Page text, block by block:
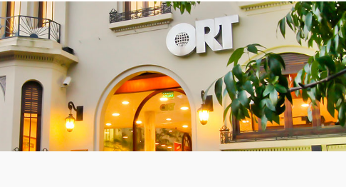
Acuerdos y reconocimientos
Investigación
Centros y cátedras
Conferencias en YouTube
Escuela de Negocios
Toda la oferta